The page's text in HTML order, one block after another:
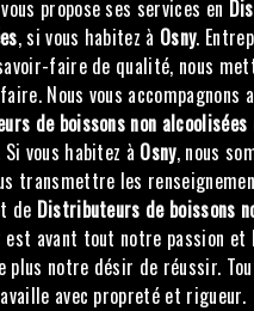
vous propose ses services en
, si vous habitez à Osny.
savoir-faire de qualité, nous
Nous vous accompagnons
de boissons non alcoolisées
vous habitez à Osny, nous
transmettre les
de Distributeurs de boissons
avant tout notre passion et
plus notre désir de réussir.
avec propreté et rigueur.